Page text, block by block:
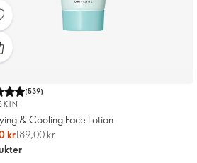
(539)
& Cooling Face Lotion
kr189,00 kr